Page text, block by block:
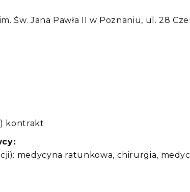
Św. Jana Pawła II w Poznaniu, ul. 28
kontrakt
medycyna ratunkowa, chirurgia,